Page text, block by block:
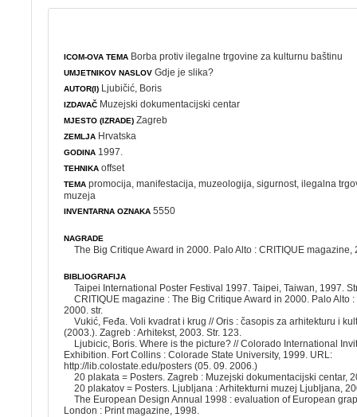
ICOM-OVA TEMA Borba protiv ilegalne trgovine za kulturnu baštinu
UMJETNIKOV NASLOV Gdje je slika?
AUTOR(I) Ljubičić, Boris
IZDAVAČ Muzejski dokumentacijski centar
MJESTO (IZRADE) Zagreb
ZEMLJA Hrvatska
GODINA 1997.
TEHNIKA offset
TEMA promocija ,manifestacija ,muzeologija ,sigurnost ,ilegalna
muzeja
INVENTARNA OZNAKA 5550
NAGRADE
The Big Critique Award in 2000. Palo Alto : CRITIQUE magazine,
BIBLIOGRAFIJA
Taipei International Poster Festival 1997. Taipei, Taiwan, 1997.
CRITIQUE magazine : The Big Critique Award in 2000. Palo Alto
2000. str.
Vukić, Feđa. Voli kvadrat i krug // Oris : časopis za arhitekturu i
(2003.). Zagreb : Arhitekst, 2003. Str. 123.
Ljubicic, Boris. Where is the picture? // Colorado International
Exhibition. Fort Collins : Colorade State University, 1999. URL:
http://lib.colostate.edu/posters (05. 09. 2006.)
20 plakata = Posters. Zagreb : Muzejski dokumentacijski centar,
20 plakatov = Posters. Ljubljana : Arhitekturni muzej Ljubljana,
The European Design Annual 1998 : evaluation of European
London : Print magazine, 1998.